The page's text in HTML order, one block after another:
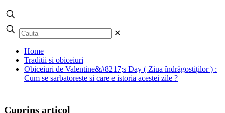
✕
Home
Traditii si obiceiuri
Obiceiuri de Valentine&#8217;s Day ( Ziua îndrăgostiților ) :
Cum se sarbatoreste si care e istoria acestei zile ?
Cuprins articol